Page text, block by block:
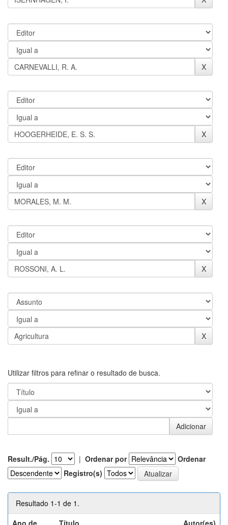
Utilizar filtros para refinar o resultado de busca.
Result./Pág. | Ordenar por
Ordenar
Registro(s)
Resultado 1-1 de 1.
Ano de
Título Autor(es)